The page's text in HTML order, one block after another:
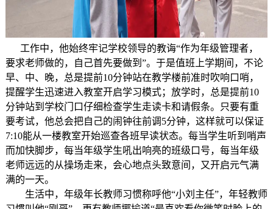
工作中，他始终牢记学校领导的教诲“作为年级管理者，
要求老师做的，自己首先要做到”。于是值班上学期间，不论
早、中、晚，总是提前10分钟站在教学楼前准时吹响口哨，
提醒学生迅速进入教室开启学习模式；放学时，总是提前10
分钟站到学校门口仔细检查学生走读卡和请假条。只要有重
要考试，他总会把自己的闹钟往前调5分钟，这样就可以保证
7:10能从一楼教室开始巡查各班早读状态。每当学生听到哨声
而加快脚步，每当年级学生吼出响亮的班级口号，每当年级
老师远远的从操场走来，会心地点头致意间，又开启元气满
满的一天。
生活中，年级年长教师习惯称呼他“小刘主任”，年轻教师